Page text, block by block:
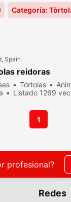
Categoría:
Spain
reidoras
Tórtolas
Listado 1269
1
profesional?
Redes